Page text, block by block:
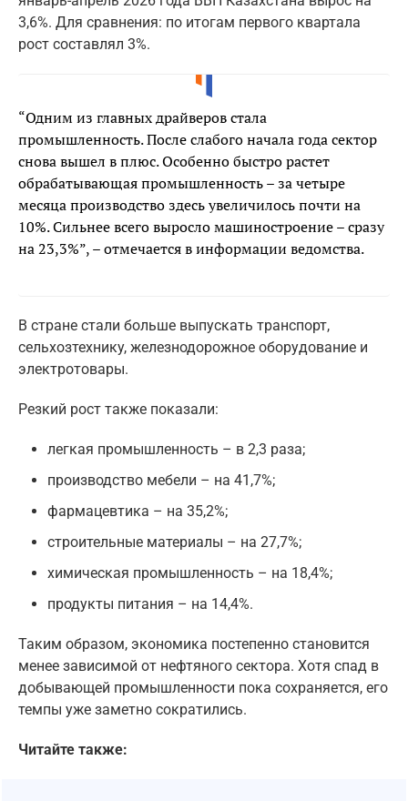
3,6%. Для сравнения: по итогам первого квартала
рост составлял 3%.
“Одним из главных драйверов стала
промышленность. После слабого начала года сектор
снова вышел в плюс. Особенно быстро растет
обрабатывающая промышленность – за четыре
месяца производство здесь увеличилось почти на
10%. Сильнее всего выросло машиностроение – сразу
на 23,3%”, – отмечается в информации ведомства.
В стране стали больше выпускать транспорт,
сельхозтехнику, железнодорожное оборудование и
электротовары.
Резкий рост также показали:
легкая промышленность – в 2,3 раза;
производство мебели – на 41,7%;
фармацевтика – на 35,2%;
строительные материалы – на 27,7%;
химическая промышленность – на 18,4%;
продукты питания – на 14,4%.
Таким образом, экономика постепенно становится
менее зависимой от нефтяного сектора. Хотя спад в
добывающей промышленности пока сохраняется, его
темпы уже заметно сократились.
Читайте также: